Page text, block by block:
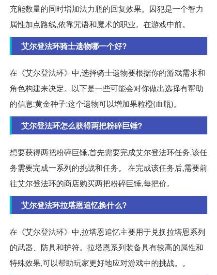
充能数量的同时增加法力瓶的回复效果。囚犯是一个智力
属性加点路线,依靠咒语和魔术的职业。在游戏中前。
艾尔登法环骑士遗物哪一个好?
在《艾尔登法环》中,选择骑士遗物要根据你的游戏需求和
角色构建来决定。以下是一些可能会对你做出选择有帮助
的信息:黄金种子:这个遗物可以增加果粒橙(血瓶)。
艾尔登法环怎么获得两把粉碎巨锤?
想要获得两把粉碎巨锤,首先需要完成艾尔登法环任务,该任
务需要完成一系列的挑战和任务。 在完成该任务后,需要前
往艾尔登法环的商店购买两把粉碎巨锤,每把价。
艾尔登法环拉塔恩追忆换什么?
在《艾尔登法环》中,拉塔恩追忆主要用于兑换拉塔恩系列
的武器、防具和护符。拉塔恩系列装备具有较高的属性和
特殊效果,可以帮助玩家更好地应对游戏中的挑战。。